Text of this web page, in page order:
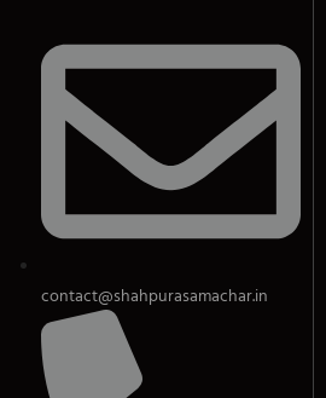
contact@shahpurasamachar.in